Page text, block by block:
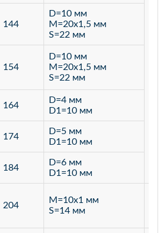
144
D=10 мм
M=20х1,5 мм
S=22 мм
154
D=10 мм
M=20х1,5 мм
S=22 мм
164
D=4 мм
D1=10 мм
174
D=5 мм
D1=10 мм
184
D=6 мм
D1=10 мм
204
M=10х1 мм
S=14 мм